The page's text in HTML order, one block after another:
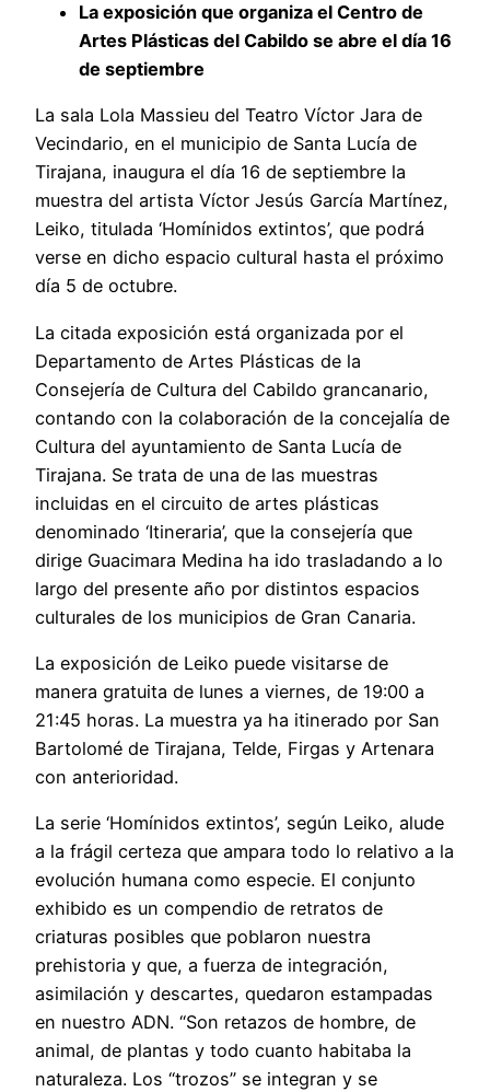
La exposición que organiza el Centro de
Artes Plásticas del Cabildo se abre el día 16
de septiembre
La sala Lola Massieu del Teatro Víctor Jara de
Vecindario, en el municipio de Santa Lucía de
Tirajana, inaugura el día 16 de septiembre la
muestra del artista Víctor Jesús García Martínez,
Leiko, titulada ‘Homínidos extintos’, que podrá
verse en dicho espacio cultural hasta el próximo
día 5 de octubre.
La citada exposición está organizada por el
Departamento de Artes Plásticas de la
Consejería de Cultura del Cabildo grancanario,
contando con la colaboración de la concejalía de
Cultura del ayuntamiento de Santa Lucía de
Tirajana. Se trata de una de las muestras
incluidas en el circuito de artes plásticas
denominado ‘Itineraria’, que la consejería que
dirige Guacimara Medina ha ido trasladando a lo
largo del presente año por distintos espacios
culturales de los municipios de Gran Canaria.
La exposición de Leiko puede visitarse de
manera gratuita de lunes a viernes, de 19:00 a
21:45 horas. La muestra ya ha itinerado por San
Bartolomé de Tirajana, Telde, Firgas y Artenara
con anterioridad.
La serie ‘Homínidos extintos’, según Leiko, alude
a la frágil certeza que ampara todo lo relativo a la
evolución humana como especie. El conjunto
exhibido es un compendio de retratos de
criaturas posibles que poblaron nuestra
prehistoria y que, a fuerza de integración,
asimilación y descartes, quedaron estampadas
en nuestro ADN. “Son retazos de hombre, de
animal, de plantas y todo cuanto habitaba la
naturaleza. Los “trozos” se integran y se